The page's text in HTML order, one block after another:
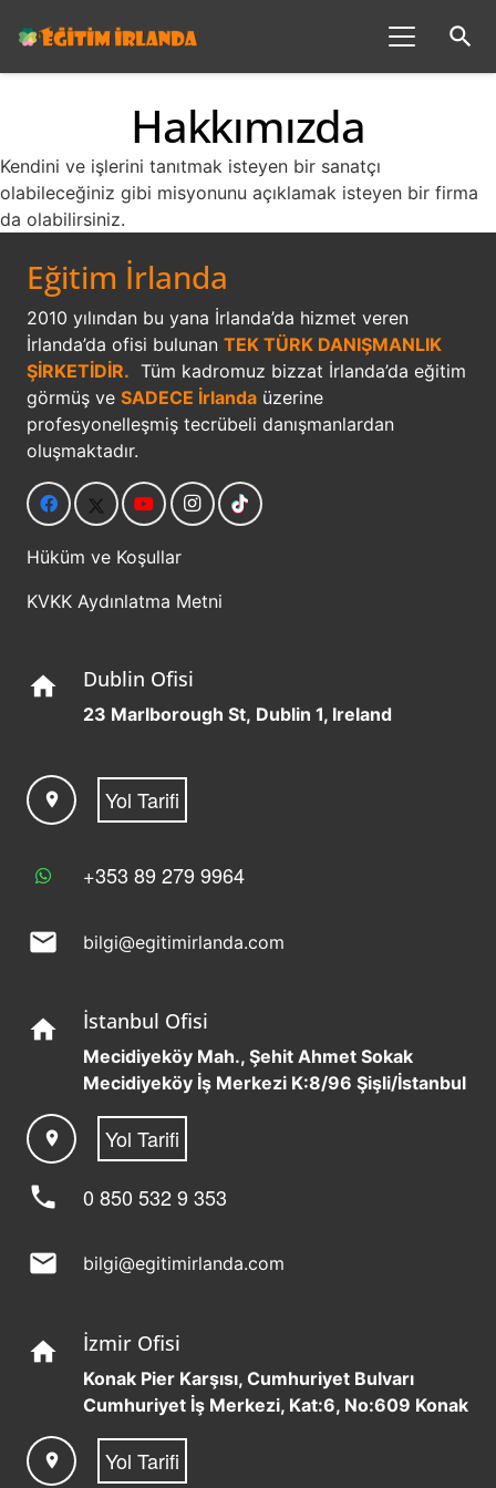
search
Hakkımızda
Kendini ve işlerini tanıtmak isteyen bir sanatçı
olabileceğiniz gibi misyonunu açıklamak isteyen bir firma
da olabilirsiniz.
Eğitim İrlanda
2010 yılından bu yana İrlanda’da hizmet veren
İrlanda’da ofisi bulunan TEK TÜRK DANIŞMANLIK
ŞİRKETİDİR. Tüm kadromuz bizzat İrlanda’da eğitim
görmüş ve SADECE İrlanda üzerine
profesyonelleşmiş tecrübeli danışmanlardan
oluşmaktadır.
Hüküm ve Koşullar
KVKK Aydınlatma Metni
home Dublin Ofisi
23 Marlborough St, Dublin 1, Ireland
location_on Yol Tarifi
+353 89 279 9964
mail bilgi@egitimirlanda.com
home İstanbul Ofisi
Mecidiyeköy Mah., Şehit Ahmet Sokak
Mecidiyeköy İş Merkezi K:8/96 Şişli/İstanbul
location_on Yol Tarifi
phone 0 850 532 9 353
mail bilgi@egitimirlanda.com
home İzmir Ofisi
Konak Pier Karşısı, Cumhuriyet Bulvarı
Cumhuriyet İş Merkezi, Kat:6, No:609 Konak
location_on Yol Tarifi